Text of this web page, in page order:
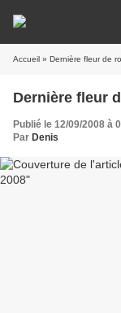
Accueil » Dernière fleur de
Dernière fleur
Publié le 12/09/2008 à
Par Denis